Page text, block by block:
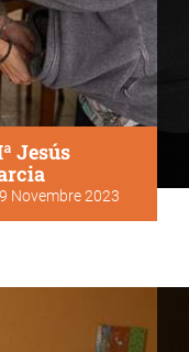
Jesús
9 Novembre 2023